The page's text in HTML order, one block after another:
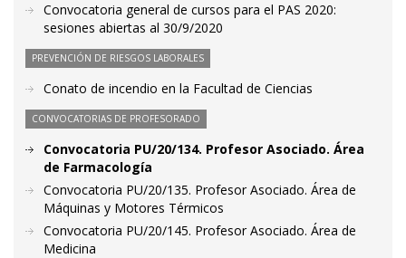
Convocatoria general de cursos para el PAS 2020:
sesiones abiertas al 30/9/2020
PREVENCIÓN DE RIESGOS LABORALES
Conato de incendio en la Facultad de Ciencias
CONVOCATORIAS DE PROFESORADO
Convocatoria PU/20/134. Profesor Asociado. Área
de Farmacología
Convocatoria PU/20/135. Profesor Asociado. Área de
Máquinas y Motores Térmicos
Convocatoria PU/20/145. Profesor Asociado. Área de
Medicina